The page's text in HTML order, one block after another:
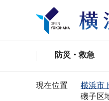
防災・救急
現在位置 横浜市
磯子区